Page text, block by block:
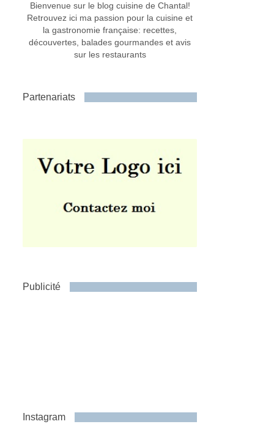
Bienvenue sur le blog cuisine de Chantal!
Retrouvez ici ma passion pour la cuisine et
la gastronomie française: recettes,
découvertes, balades gourmandes et avis
sur les restaurants
Partenariats
Publicité
Instagram